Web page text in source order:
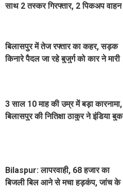
साथ 2 तस्कर गिरफ्तार, 2 पिकअप वाहन
बिलासपुर में तेज रफ्तार का कहर, सड़क
किनारे पैदल जा रहे बुजुर्ग को कार ने मारी
3 साल 10 माह की उम्र में बड़ा कारनामा,
बिलासपुर की नितिक्षा ठाकुर ने इंडिया बुक
Bilaspur: लापरवाही, 68 हजार का
बिजली बिल आने से मचा हड़कंप, जांच के